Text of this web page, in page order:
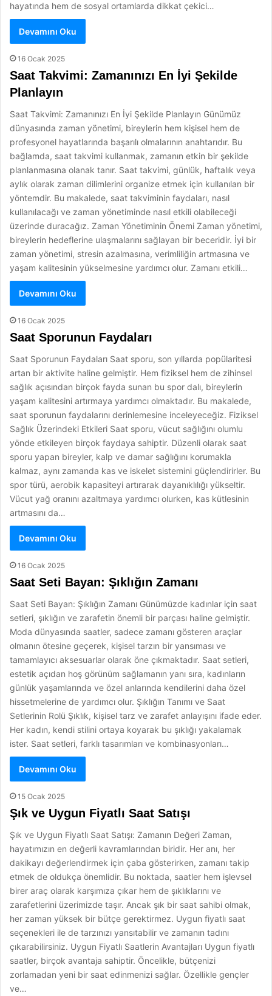
hayatında hem de sosyal ortamlarda dikkat çekici…
Devamını Oku
16 Ocak 2025
Saat Takvimi: Zamanınızı En İyi Şekilde
Planlayın
Saat Takvimi: Zamanınızı En İyi Şekilde Planlayın Günümüz
dünyasında zaman yönetimi, bireylerin hem kişisel hem de
profesyonel hayatlarında başarılı olmalarının anahtarıdır. Bu
bağlamda, saat takvimi kullanmak, zamanın etkin bir şekilde
planlanmasına olanak tanır. Saat takvimi, günlük, haftalık veya
aylık olarak zaman dilimlerini organize etmek için kullanılan bir
yöntemdir. Bu makalede, saat takviminin faydaları, nasıl
kullanılacağı ve zaman yönetiminde nasıl etkili olabileceği
üzerinde duracağız. Zaman Yönetiminin Önemi Zaman yönetimi,
bireylerin hedeflerine ulaşmalarını sağlayan bir beceridir. İyi bir
zaman yönetimi, stresin azalmasına, verimliliğin artmasına ve
yaşam kalitesinin yükselmesine yardımcı olur. Zamanı etkili…
Devamını Oku
16 Ocak 2025
Saat Sporunun Faydaları
Saat Sporunun Faydaları Saat sporu, son yıllarda popülaritesi
artan bir aktivite haline gelmiştir. Hem fiziksel hem de zihinsel
sağlık açısından birçok fayda sunan bu spor dalı, bireylerin
yaşam kalitesini artırmaya yardımcı olmaktadır. Bu makalede,
saat sporunun faydalarını derinlemesine inceleyeceğiz. Fiziksel
Sağlık Üzerindeki Etkileri Saat sporu, vücut sağlığını olumlu
yönde etkileyen birçok faydaya sahiptir. Düzenli olarak saat
sporu yapan bireyler, kalp ve damar sağlığını korumakla
kalmaz, aynı zamanda kas ve iskelet sistemini güçlendirirler. Bu
spor türü, aerobik kapasiteyi artırarak dayanıklılığı yükseltir.
Vücut yağ oranını azaltmaya yardımcı olurken, kas kütlesinin
artmasını da…
Devamını Oku
16 Ocak 2025
Saat Seti Bayan: Şıklığın Zamanı
Saat Seti Bayan: Şıklığın Zamanı Günümüzde kadınlar için saat
setleri, şıklığın ve zarafetin önemli bir parçası haline gelmiştir.
Moda dünyasında saatler, sadece zamanı gösteren araçlar
olmanın ötesine geçerek, kişisel tarzın bir yansıması ve
tamamlayıcı aksesuarlar olarak öne çıkmaktadır. Saat setleri,
estetik açıdan hoş görünüm sağlamanın yanı sıra, kadınların
günlük yaşamlarında ve özel anlarında kendilerini daha özel
hissetmelerine de yardımcı olur. Şıklığın Tanımı ve Saat
Setlerinin Rolü Şıklık, kişisel tarz ve zarafet anlayışını ifade eder.
Her kadın, kendi stilini ortaya koyarak bu şıklığı yakalamak
ister. Saat setleri, farklı tasarımları ve kombinasyonları…
Devamını Oku
15 Ocak 2025
Şık ve Uygun Fiyatlı Saat Satışı
Şık ve Uygun Fiyatlı Saat Satışı: Zamanın Değeri Zaman,
hayatımızın en değerli kavramlarından biridir. Her anı, her
dakikayı değerlendirmek için çaba gösterirken, zamanı takip
etmek de oldukça önemlidir. Bu noktada, saatler hem işlevsel
birer araç olarak karşımıza çıkar hem de şıklıklarını ve
zarafetlerini üzerimizde taşır. Ancak şık bir saat sahibi olmak,
her zaman yüksek bir bütçe gerektirmez. Uygun fiyatlı saat
seçenekleri ile de tarzınızı yansıtabilir ve zamanın tadını
çıkarabilirsiniz. Uygun Fiyatlı Saatlerin Avantajları Uygun fiyatlı
saatler, birçok avantaja sahiptir. Öncelikle, bütçenizi
zorlamadan yeni bir saat edinmenizi sağlar. Özellikle gençler
ve…